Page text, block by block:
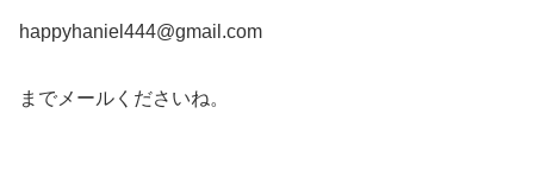
happyhaniel444@gmail.com
までメールくださいね。